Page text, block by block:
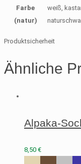
Farbe
(natur)
weiß,
Produktsicherheit
Ähnliche
Alpaka-
8,50 €